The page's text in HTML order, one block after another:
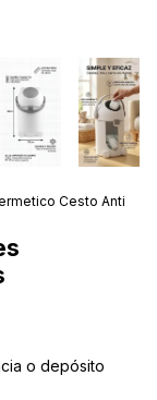
Cesto Anti
o depósito